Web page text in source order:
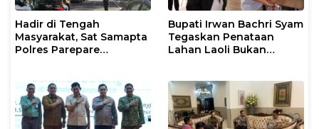
Hadir di Tengah
Masyarakat, Sat Samapta
Polres Parepare
Bupati Irwan Bachri Syam
Tegaskan Penataan
Lahan Laoli Bukan